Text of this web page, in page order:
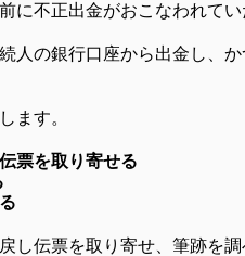
に不正出金がおこなわれてい
人の銀行口座から出金し、
ます。
票を取り寄せる
し伝票を取り寄せ、筆跡を